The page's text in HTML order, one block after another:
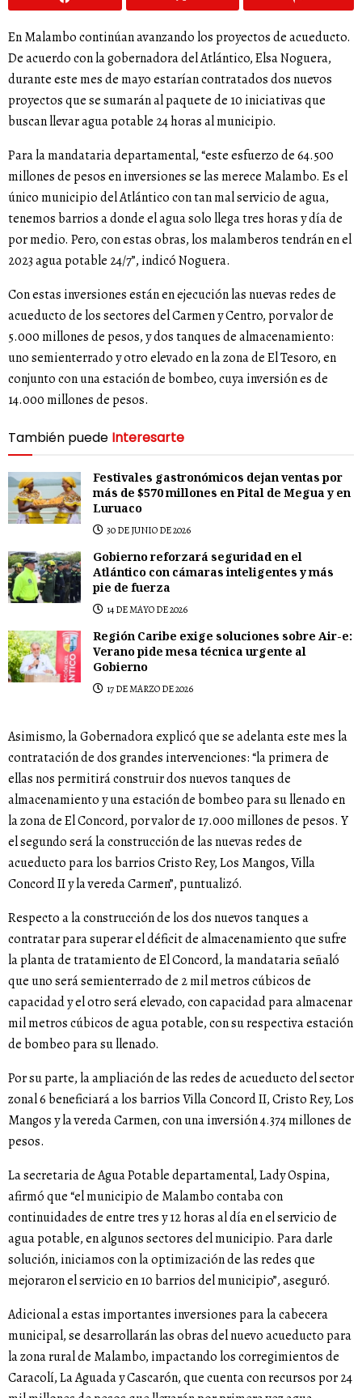
En Malambo continúan avanzando los proyectos de acueducto.
De acuerdo con la gobernadora del Atlántico, Elsa Noguera,
durante este mes de mayo estarían contratados dos nuevos
proyectos que se sumarán al paquete de 10 iniciativas que
buscan llevar agua potable 24 horas al municipio.
Para la mandataria departamental, “este esfuerzo de 64.500
millones de pesos en inversiones se las merece Malambo. Es el
único municipio del Atlántico con tan mal servicio de agua,
tenemos barrios a donde el agua solo llega tres horas y día de
por medio. Pero, con estas obras, los malamberos tendrán en el
2023 agua potable 24/7”, indicó Noguera.
Con estas inversiones están en ejecución las nuevas redes de
acueducto de los sectores del Carmen y Centro, por valor de
5.000 millones de pesos, y dos tanques de almacenamiento:
uno semienterrado y otro elevado en la zona de El Tesoro, en
conjunto con una estación de bombeo, cuya inversión es de
14.000 millones de pesos.
También puede Interesarte
Festivales gastronómicos dejan ventas por
más de $570 millones en Pital de Megua y en
Luruaco
30 DE JUNIO DE 2026
Gobierno reforzará seguridad en el
Atlántico con cámaras inteligentes y más
pie de fuerza
14 DE MAYO DE 2026
Región Caribe exige soluciones sobre Air-e:
Verano pide mesa técnica urgente al
Gobierno
17 DE MARZO DE 2026
Asimismo, la Gobernadora explicó que se adelanta este mes la
contratación de dos grandes intervenciones: “la primera de
ellas nos permitirá construir dos nuevos tanques de
almacenamiento y una estación de bombeo para su llenado en
la zona de El Concord, por valor de 17.000 millones de pesos. Y
el segundo será la construcción de las nuevas redes de
acueducto para los barrios Cristo Rey, Los Mangos, Villa
Concord II y la vereda Carmen”, puntualizó.
Respecto a la construcción de los dos nuevos tanques a
contratar para superar el déficit de almacenamiento que sufre
la planta de tratamiento de El Concord, la mandataria señaló
que uno será semienterrado de 2 mil metros cúbicos de
capacidad y el otro será elevado, con capacidad para almacenar
mil metros cúbicos de agua potable, con su respectiva estación
de bombeo para su llenado.
Por su parte, la ampliación de las redes de acueducto del sector
zonal 6 beneficiará a los barrios Villa Concord II, Cristo Rey, Los
Mangos y la vereda Carmen, con una inversión 4.374 millones de
pesos.
La secretaria de Agua Potable departamental, Lady Ospina,
afirmó que “el municipio de Malambo contaba con
continuidades de entre tres y 12 horas al día en el servicio de
agua potable, en algunos sectores del municipio. Para darle
solución, iniciamos con la optimización de las redes que
mejoraron el servicio en 10 barrios del municipio”, aseguró.
Adicional a estas importantes inversiones para la cabecera
municipal, se desarrollarán las obras del nuevo acueducto para
la zona rural de Malambo, impactando los corregimientos de
Caracolí, La Aguada y Cascarón, que cuenta con recursos por 24